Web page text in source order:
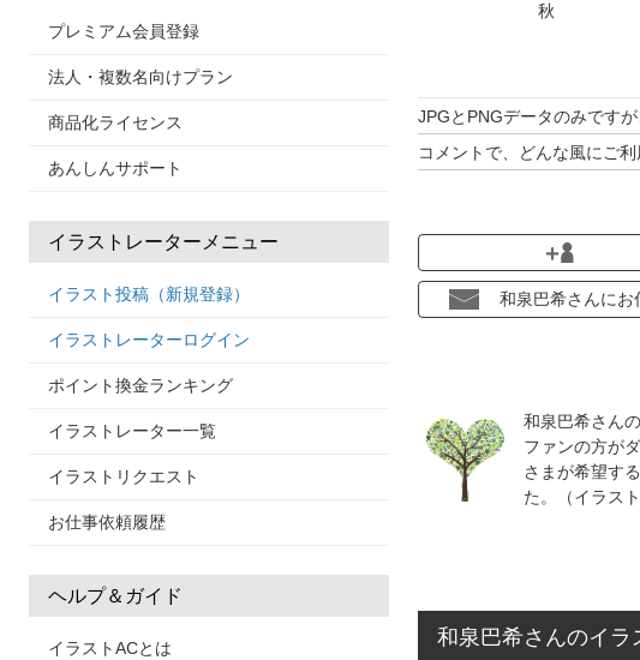
プレミアム会員登録
法人・複数名向けプラン
商品化ライセンス
あんしんサポート
イラストレーターメニュー
イラスト投稿（新規登録）
イラストレーターログイン
ポイント換金ランキング
イラストレーター一覧
イラストリクエスト
お仕事依頼履歴
ヘルプ＆ガイド
イラストACとは
秋
JPGとPNGデータのみです
コメントで、どんな風にご
和泉巴希さんにお
和泉巴希さん
ファンの方が
さまが希望す
た。（イラスト
和泉巴希さんのイラ